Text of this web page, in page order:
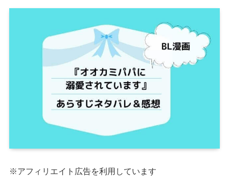
※アフィリエイト広告を利用しています